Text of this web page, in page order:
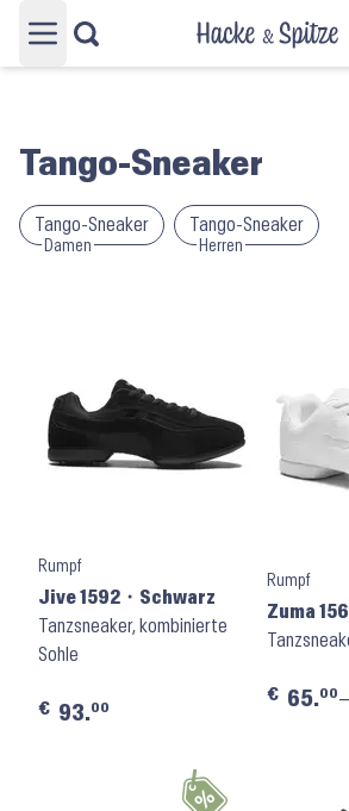
Hauptmenü öffnen
Tango-Sneaker
Tango-Sneaker
Damen
Tango-Sneaker
Herren
Rumpf
Jive 1592 ⬝ Schwarz
Tanzsneaker, kombinierte
Sohle
€ 93.00
Rumpf
Zuma
€ 65.00–